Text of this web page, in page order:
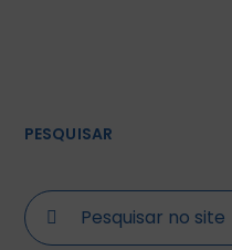
PESQUISAR
Search
for: